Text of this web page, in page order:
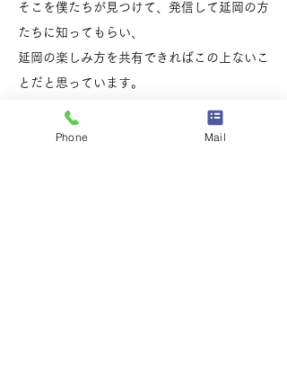
そこを僕たちが見つけて、発信して延岡の方
たちに知ってもらい、
延岡の楽しみ方を共有できればこの上ないこ
とだと思っています。
美味しいお店、かわいい雑貨屋さん、景色が
きれいな場所など、これから
Phone Mail